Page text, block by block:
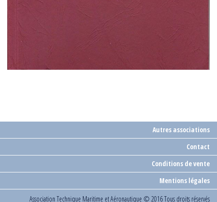
Autres associations
Contact
Conditions de vente
Mentions légales
Association Technique Maritime et Aéronautique © 2016 Tous droits réservés